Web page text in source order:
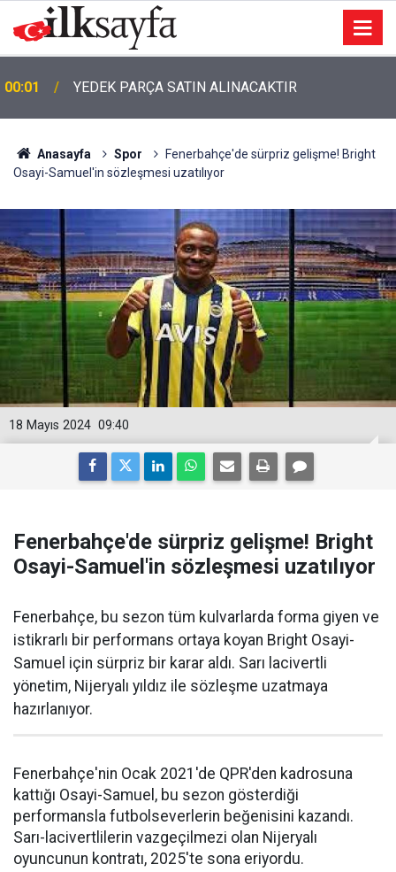
00:01 TEMİZLİK MALZEMESİ SATIN ALINACAKTIR
Anasayfa Spor
Fenerbahçe'de sürpriz gelişme! Bright
Osayi-Samuel'in sözleşmesi uzatılıyor
09:40
18 Mayıs 2024
Fenerbahçe'de sürpriz gelişme! Bright
Osayi-Samuel'in sözleşmesi uzatılıyor
Fenerbahçe, bu sezon tüm kulvarlarda forma giyen ve
istikrarlı bir performans ortaya koyan Bright Osayi-
Samuel için sürpriz bir karar aldı. Sarı lacivertli
yönetim, Nijeryalı yıldız ile sözleşme uzatmaya
hazırlanıyor.
Fenerbahçe'nin Ocak 2021'de QPR'den kadrosuna
kattığı Osayi-Samuel, bu sezon gösterdiği
performansla futbolseverlerin beğenisini kazandı.
Sarı-lacivertlilerin vazgeçilmezi olan Nijeryalı
oyuncunun kontratı, 2025'te sona eriyordu.